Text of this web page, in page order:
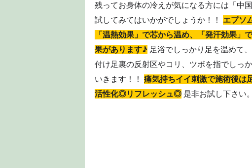
残ってお身体の冷えが気になる方には「中
試してみてはいかがでしょうか！！ エプソ
「温熱効果」で芯から温め、「発汗効果」
果があります♪ 足浴でしっかり足を温めて
付け足裏の反射区やコリ、ツボを指でしっ
いきます！！ 痛気持ちイイ刺激で施術後は
活性化◎リフレッシュ◎ 是非お試し下さい。